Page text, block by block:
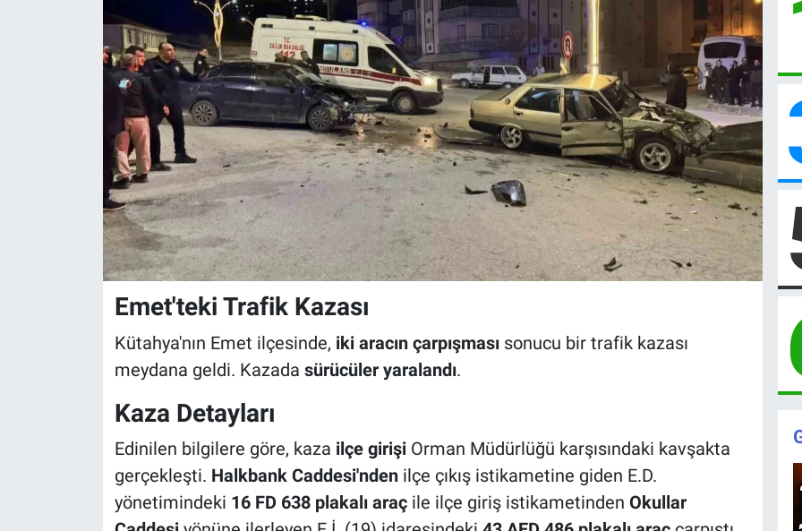
Emet'teki Trafik Kazası
Kütahya'nın Emet ilçesinde, iki aracın çarpışmasısonucu bir trafik kazası
meydana geldi. Kazada sürücüler yaralandı.
Kaza Detayları
Edinilen bilgilere göre, kaza ilçe girişiOrman Müdürlüğü karşısındaki kavşakta
gerçekleşti. Halkbank Caddesi'ndenilçe çıkış istikametine giden E.D.
yönetimindeki 16 FD 638 plakalı araçile ilçe giriş istikametinden Okullar